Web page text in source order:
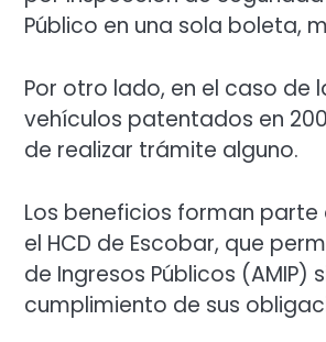
Público en una sola boleta,
Por otro lado, en el caso
vehículos patentados en
de realizar trámite alguno.
Los beneficios forman
el HCD de Escobar, que
de Ingresos Públicos
cumplimiento de sus